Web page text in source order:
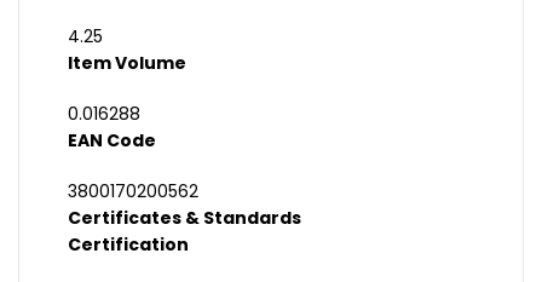
4.25
Item Volume
0.016288
EAN Code
3800170200562
Certificates & Standards
Certification